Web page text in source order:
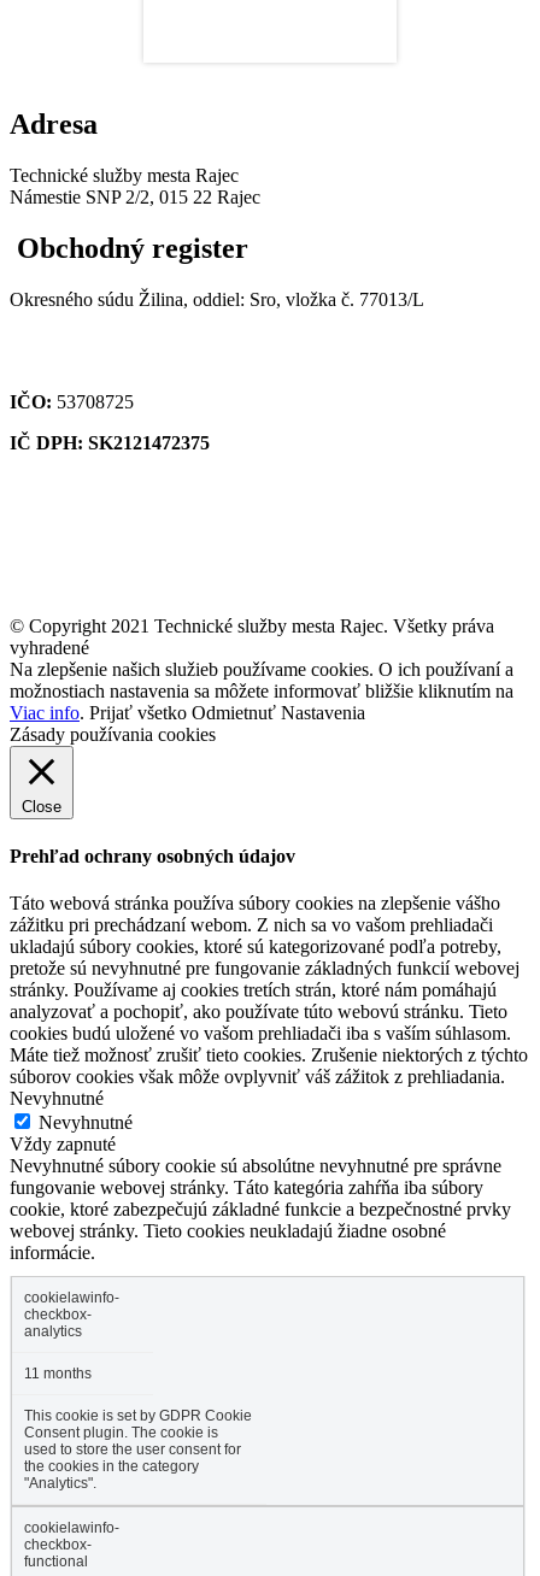
Adresa
Technické služby mesta Rajec
Námestie SNP 2/2, 015 22 Rajec
Obchodný register
Okresného súdu Žilina, oddiel: Sro, vložka č. 77013/L
IČO: 53708725
IČ DPH: SK2121472375
© Copyright 2021 Technické služby mesta Rajec. Všetky práva
vyhradené
Na zlepšenie našich služieb používame cookies. O ich používaní a
možnostiach nastavenia sa môžete informovať bližšie kliknutím na
Viac info. Prijať všetko Odmietnuť Nastavenia
Zásady používania cookies
Close
Prehľad ochrany osobných údajov
Táto webová stránka používa súbory cookies na zlepšenie vášho
zážitku pri prechádzaní webom. Z nich sa vo vašom prehliadači
ukladajú súbory cookies, ktoré sú kategorizované podľa potreby,
pretože sú nevyhnutné pre fungovanie základných funkcií webovej
stránky. Používame aj cookies tretích strán, ktoré nám pomáhajú
analyzovať a pochopiť, ako používate túto webovú stránku. Tieto
cookies budú uložené vo vašom prehliadači iba s vaším súhlasom.
Máte tiež možnosť zrušiť tieto cookies. Zrušenie niektorých z týchto
súborov cookies však môže ovplyvniť váš zážitok z prehliadania.
Nevyhnutné
Nevyhnutné
Vždy zapnuté
Nevyhnutné súbory cookie sú absolútne nevyhnutné pre správne
fungovanie webovej stránky. Táto kategória zahŕňa iba súbory
cookie, ktoré zabezpečujú základné funkcie a bezpečnostné prvky
webovej stránky. Tieto cookies neukladajú žiadne osobné
informácie.
cookielawinfo-
checkbox-
analytics
11 months
This cookie is set by GDPR Cookie
Consent plugin. The cookie is
used to store the user consent for
the cookies in the category
"Analytics".
cookielawinfo-
checkbox-
functional